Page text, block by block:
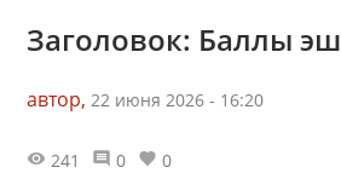
Заголовок: Баллы эш
автор, 22 июня 2026 - 16:20
241 0 0